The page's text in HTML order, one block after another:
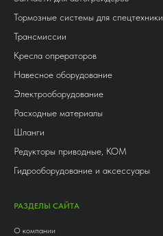
Тормозные системы для спецтехники
Трансмиссии
Кресла опрераторов
Навесное оборудование
Электрооборудование
Расходные материалы
Шланги
Редукторы приводные, КОМ
Гидрооборудование и аксессуары
РАЗДЕЛЫ САЙТА
О компании